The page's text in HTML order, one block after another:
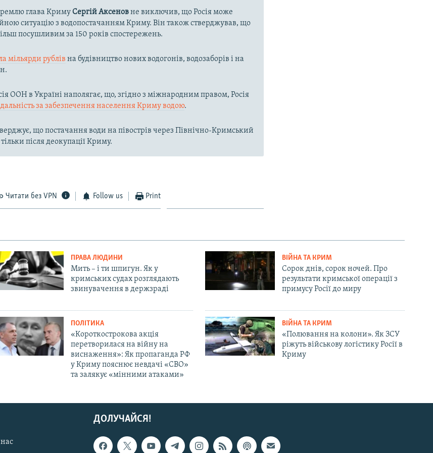
глава КримуСергій Аксеновне виключив, що Росія може
ситуацію з водопостачанням Криму. Він також стверджував, що
посушливим за 150 років спостережень.
мільярди рублів на будівництво нових водогонів, водозаборів і на
ООН в Україні наполягає, що, згідно з міжнародним правом, Росія
за забезпечення населення Криму водою.
що постачання води на півострів через Північно-Кримський
після деокупації Криму.
Читати без VPN Follow us Print
ПРАВА ЛЮДИНИ
Мить – і ти шпигун. Як у
кримських судах розглядають
звинувачення в держзраді
ВІЙНА ТА КРИМ
Сорок днів, сорок ночей. Про
результати кримської операції з
примусу Росії до миру
ПОЛІТИКА
«Короткострокова акція
перетворилася на війну на
виснаження»: Як пропаганда РФ
у Криму пояснює невдачі «СВО»
та залякує «мінними атаками»
ВІЙНА ТА КРИМ
«Полювання на колони». Як ЗСУ
ріжуть військову логістику Росії в
Криму
ДОЛУЧАЙСЯ!